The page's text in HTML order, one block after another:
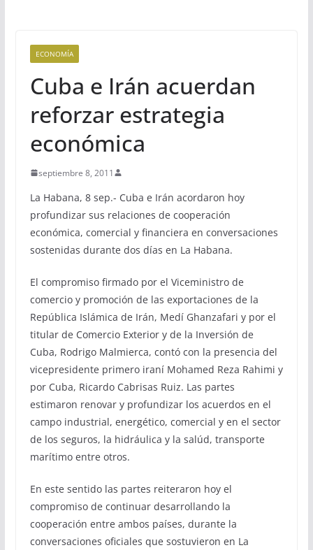
ECONOMÍA
Cuba e Irán acuerdan
reforzar estrategia
económica
septiembre 8, 2011
La Habana, 8 sep.- Cuba e Irán acordaron hoy
profundizar sus relaciones de cooperación
económica, comercial y financiera en conversaciones
sostenidas durante dos días en La Habana.
El compromiso firmado por el Viceministro de
comercio y promoción de las exportaciones de la
República Islámica de Irán, Medí Ghanzafari y por el
titular de Comercio Exterior y de la Inversión de
Cuba, Rodrigo Malmierca, contó con la presencia del
vicepresidente primero iraní Mohamed Reza Rahimi y
por Cuba, Ricardo Cabrisas Ruiz. Las partes
estimaron renovar y profundizar los acuerdos en el
campo industrial, energético, comercial y en el sector
de los seguros, la hidráulica y la salúd, transporte
marítimo entre otros.
En este sentido las partes reiteraron hoy el
compromiso de continuar desarrollando la
cooperación entre ambos países, durante la
conversaciones oficiales que sostuvieron en La